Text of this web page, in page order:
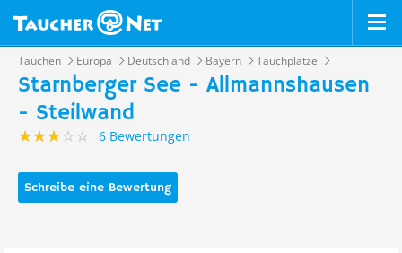
Tauchen Europa Deutschland Bayern Tauchplätze
Starnberger See - Allmannshausen
- Steilwand
6 Bewertungen
Schreibe eine Bewertung